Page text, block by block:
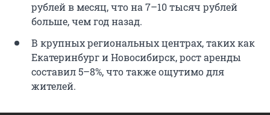
рублей в месяц, что на 7–10 тысяч рублей
больше, чем год назад.
В крупных региональных центрах, таких как
Екатеринбург и Новосибирск, рост аренды
составил 5–8%, что также ощутимо для
жителей.